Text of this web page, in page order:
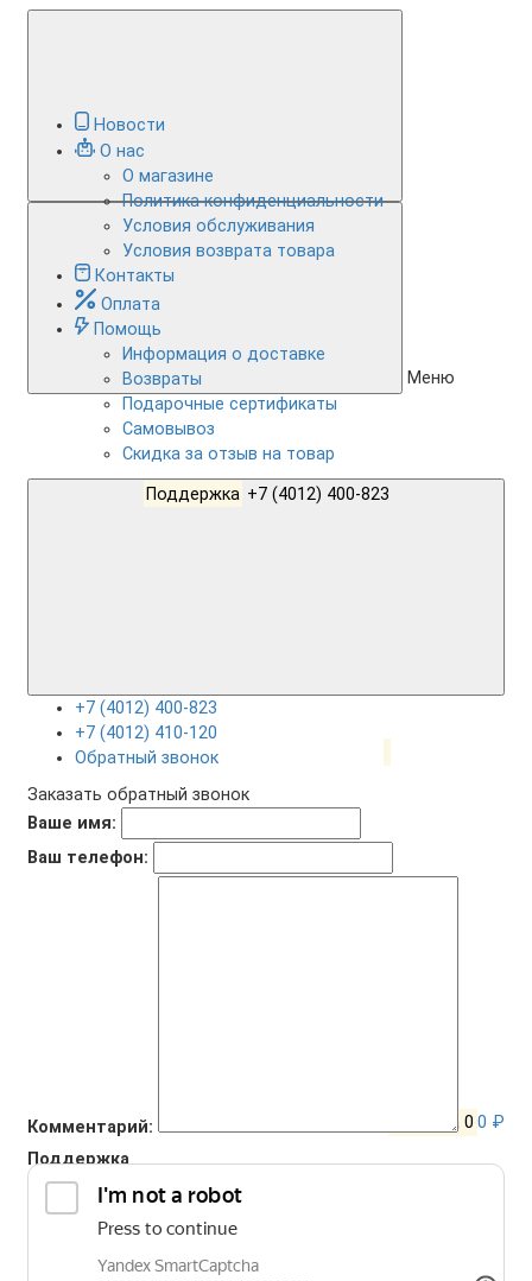
Меню
Корзина 0 0 ₽
Поддержка
+7 (4012) 400-823
Новости
О нас
О магазине
Политика конфиденциальности
Условия обслуживания
Условия возврата товара
Контакты
Оплата
Помощь
Информация о доставке
Возвраты
Подарочные сертификаты
Самовывоз
Скидка за отзыв на товар
Поддержка
+7 (4012) 400-823
+7 (4012) 410-120
Обратный звонок
Заказать обратный звонок
Ваше имя:
Ваш телефон:
Комментарий: